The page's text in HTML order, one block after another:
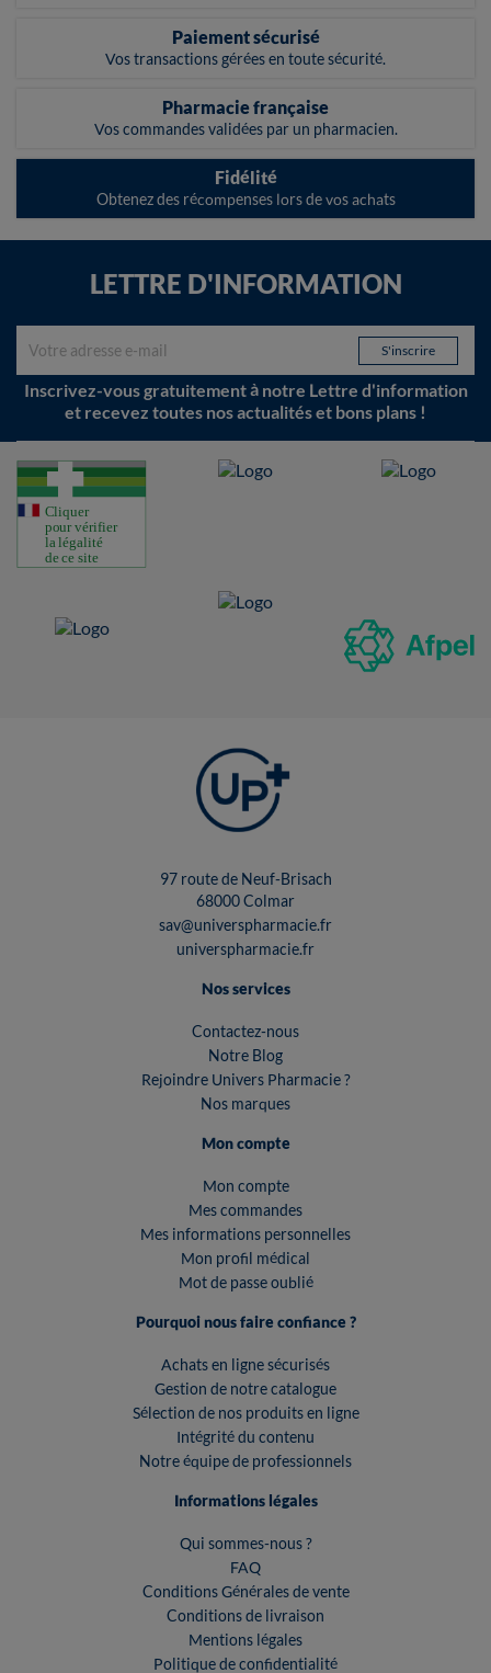
Paiement sécurisé
Vos transactions gérées en toute sécurité.
Pharmacie française
Vos commandes validées par un pharmacien.
Fidélité
Obtenez des récompenses lors de vos achats
LETTRE D'INFORMATION
Inscrivez-vous gratuitement à notre Lettre d'information
et recevez toutes nos actualités et bons plans !
97 route de Neuf-Brisach
68000 Colmar
sav@universpharmacie.fr
universpharmacie.fr
Nos services
Contactez-nous
Notre Blog
Rejoindre Univers Pharmacie ?
Nos marques
Mon compte
Mon compte
Mes commandes
Mes informations personnelles
Mon profil médical
Mot de passe oublié
Pourquoi nous faire confiance ?
Achats en ligne sécurisés
Gestion de notre catalogue
Sélection de nos produits en ligne
Intégrité du contenu
Notre équipe de professionnels
Informations légales
Qui sommes-nous ?
FAQ
Conditions Générales de vente
Conditions de livraison
Mentions légales
Politique de confidentialité